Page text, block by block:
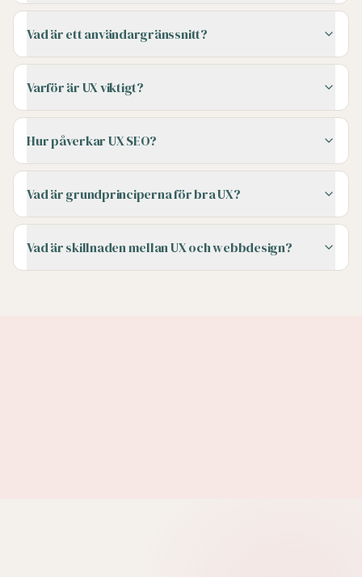
Vad är ett användargränssnitt?
Varför är UX viktigt?
Hur påverkar UX SEO?
Vad är grundprinciperna för bra UX?
Vad är skillnaden mellan UX och webbdesign?